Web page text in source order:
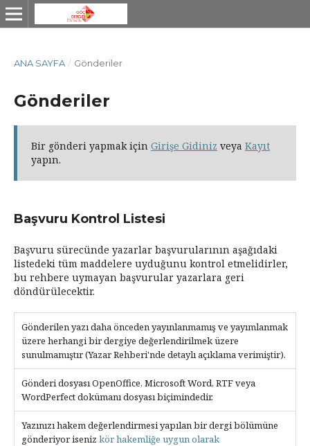
ANA SAYFA / Gönderiler
Gönderiler
Bir gönderi yapmak için Girişe Gidiniz veya Kayıt
yapın.
Başvuru Kontrol Listesi
Başvuru sürecünde yazarlar başvurularının aşağıdaki
listedeki tüm maddelere uyduğunu kontrol etmelidirler,
bu rehbere uymayan başvurular yazarlara geri
döndürülecektir.
Gönderilen yazı daha önceden yayınlanmamış ve yayımlanmak
üzere herhangi bir dergiye değerlendirilmek üzere
sunulmamıştır (Yazar Rehberi'nde detaylı açıklama verimiştir).
Gönderi dosyası OpenOffice, Microsoft Word, RTF veya
WordPerfect dokümanı dosyası biçimindedir.
Yazınızı hakem değerlendirmesi yapılan bir dergi bölümüne
gönderiyor iseniz kör hakemliğe uygun olarak